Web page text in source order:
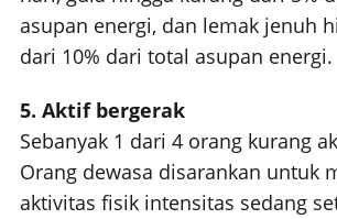
asupan energi, dan lemak jenuh
dari 10% dari total asupan energi.
5. Aktif bergerak
Sebanyak 1 dari 4 orang kurang
Orang dewasa disarankan untuk
aktivitas fisik intensitas sedang